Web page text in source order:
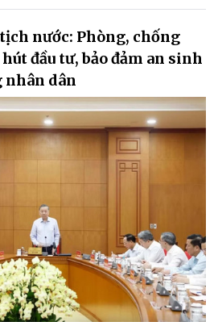
nước: Phòng, chống
đầu tư, bảo đảm an sinh
nhân dân